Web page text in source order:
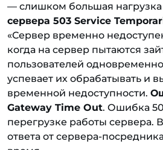
— слишком большая нагрузка
сервера 503 Service
«Сервер временно
когда на сервер пытаются
пользователей
успевает их обрабатывать и
временной недоступности.
Gateway Time Out. Ошибка
перегрузке работы сервера.
ответа от сервера-